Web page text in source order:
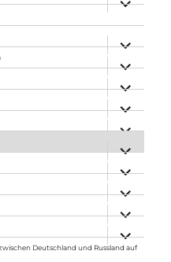
anzeigen
anzeigen
anzeigen
anzeigen
anzeigen
anzeigen
anzeigen
anzeigen
anzeigen
anzeigen
Deutschland und Russland auf